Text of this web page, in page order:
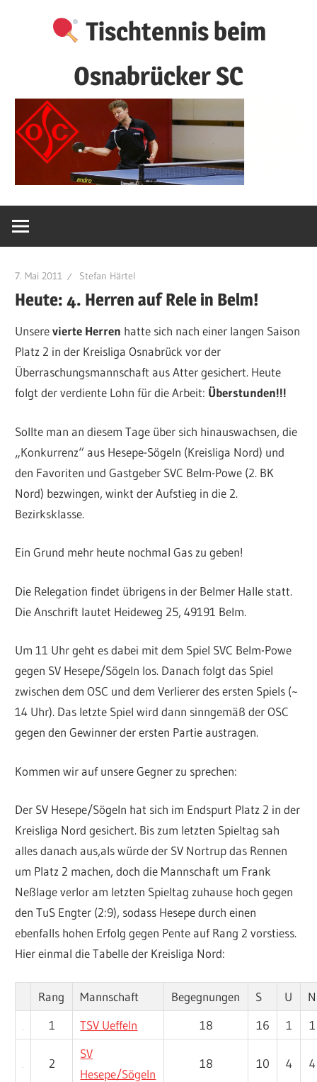
Tischtennis beim
Osnabrücker SC
7. Mai 2011 Stefan Härtel
Heute: 4. Herren auf Rele in Belm!
Unserevierte Herren hatte sich nach einer langen Saison
Platz 2 in der Kreisliga Osnabrück vor der
Überraschungsmannschaft aus Atter gesichert. Heute
folgt der verdiente Lohn für die Arbeit: Überstunden!!!
Sollte man an diesem Tage über sich hinauswachsen, die
„Konkurrenz“ aus Hesepe-Sögeln (Kreisliga Nord) und
den Favoriten und Gastgeber SVC Belm-Powe (2. BK
Nord) bezwingen, winkt der Aufstieg in die 2.
Bezirksklasse.
Ein Grund mehr heute nochmal Gas zu geben!
Die Relegation findet übrigens in der Belmer Halle statt.
Die Anschrift lautet Heideweg 25, 49191 Belm.
Um 11 Uhr geht es dabei mit dem Spiel SVC Belm-Powe
gegen SV Hesepe/Sögeln los. Danach folgt das Spiel
zwischen dem OSC und dem Verlierer des ersten Spiels (~
14 Uhr). Das letzte Spiel wird dann sinngemäß der OSC
gegen den Gewinner der ersten Partie austragen.
Kommen wir auf unsere Gegner zu sprechen:
Der SV Hesepe/Sögeln hat sich im Endspurt Platz 2 in der
Kreisliga Nord gesichert. Bis zum letzten Spieltag sah
alles danach aus,als würde der SV Nortrup das Rennen
um Platz 2 machen, doch die Mannschaft um Frank
Neßlage verlor am letzten Spieltag zuhause hoch gegen
den TuS Engter (2:9), sodass Hesepe durch einen
ebenfalls hohen Erfolg gegen Pente auf Rang 2 vorstiess.
Hier einmal die Tabelle der Kreisliga Nord:
Rang Mannschaft Begegnungen S U
N
1
TSV Ueffeln 18 16 1 1
2
SV
Hesepe/Sögeln
18 10 4 4